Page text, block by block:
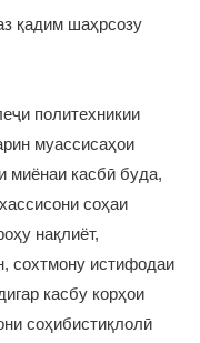
қадим шаҳрсозу
политехникии
муассисаҳои
миёнаи касбӣ буда,
соҳаи
нақлиёт,
сохтмону истифодаи
касбу корҳои
соҳибистиқлолӣ